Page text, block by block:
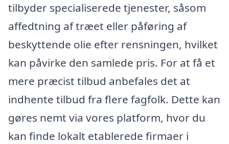
tilbyder specialiserede tjenester, såsom
affedtning af træet eller påføring af
beskyttende olie efter rensningen, hvilket
kan påvirke den samlede pris. For at få et
mere præcist tilbud anbefales det at
indhente tilbud fra flere fagfolk. Dette kan
gøres nemt via vores platform, hvor du
kan finde lokalt etablerede firmaer i